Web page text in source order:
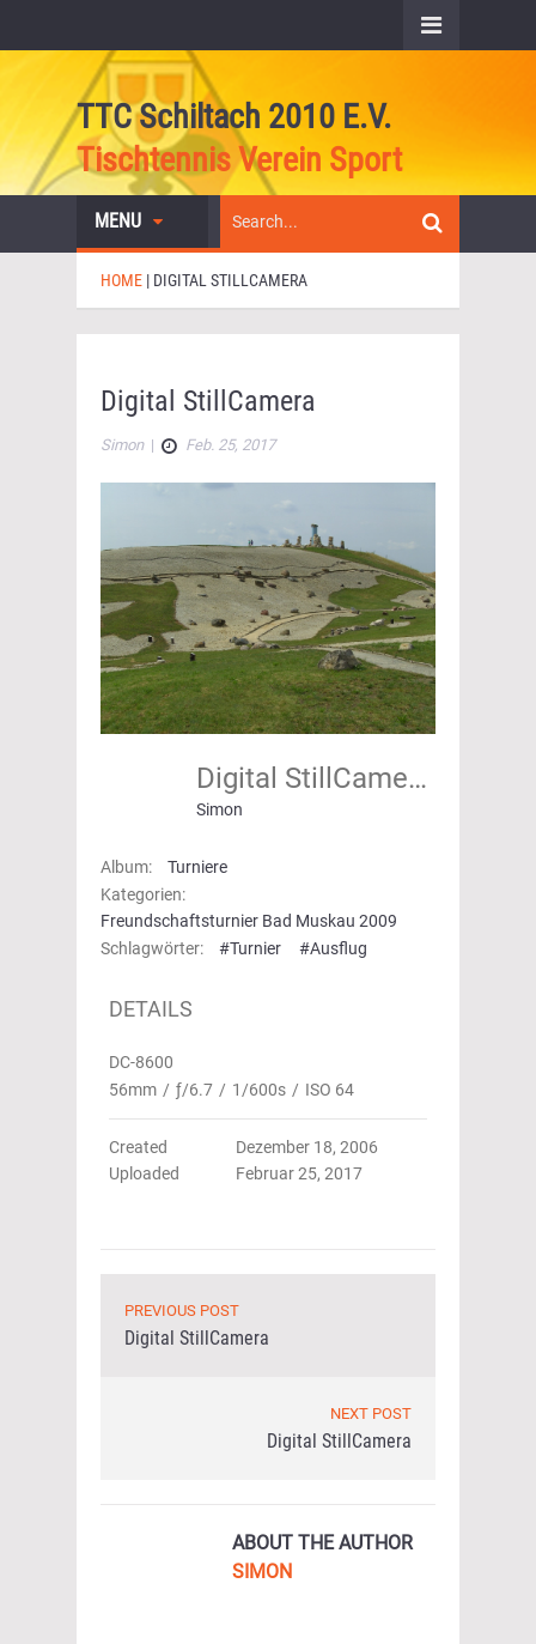
TTC Schiltach 2010 E.V.
Tischtennis Verein Sport
MENU
HOME | DIGITAL STILLCAMERA
Digital StillCamera
Simon| Feb. 25, 2017
Digital StillCamera
Simon
Album:
Turniere
Kategorien:
Freundschaftsturnier Bad Muskau 2009
Schlagwörter:
#Turnier #Ausflug
DETAILS
DC-8600
56mm / ƒ/6.7 / 1/600s / ISO 64
Created
Dezember 18, 2006
Uploaded
Februar 25, 2017
PREVIOUS POST
Digital StillCamera
NEXT POST
Digital StillCamera
ABOUT THE AUTHOR
SIMON